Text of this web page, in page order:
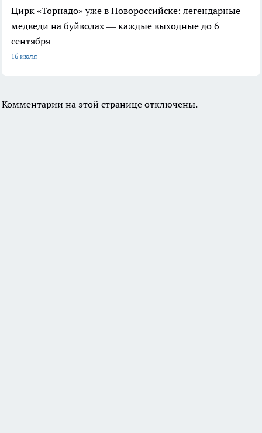
Цирк «Торнадо» уже в Новороссийске: легендарные
медведи на буйволах — каждые выходные до 6
сентября
16 июля
Комментарии на этой странице отключены.